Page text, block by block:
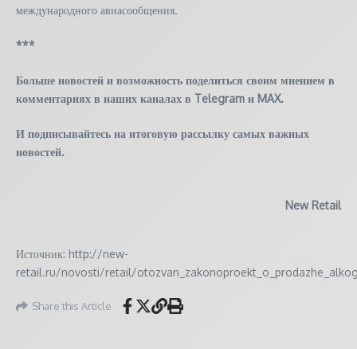
международного авиасообщения.
***
Больше новостей и возможность поделиться своим мнением в
комментариях в наших каналах в Telegram и MAX.
И подписывайтесь на итоговую рассылку самых важных
новостей.
New Retail
Источник: http://new-
retail.ru/novosti/retail/
Share this Article